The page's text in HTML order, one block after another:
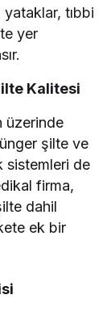
tıbbi
yer
Kalitesi
üzerinde
şilte ve
sistemleri de
firma,
dahil
ek bir